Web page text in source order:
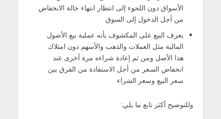
الأسواق دون اللجوء إلى انتظار انتهاء حالة الانخفاض
من أجل الدخول إلى السوق
يعرف البيع على المكشوف بأنه عملية بيع الأصول
المالية مثل العملات والذهب والأسهم دون امتلاك
هذا الأصل ومن ثم إعادة شراءه مرة أخرى عند
انخفاض السعر من أجل الاستفادة من الفرق بين
سعر البيع وسعر الشراء
وللتوضيح أكثر تابع ما يلي: